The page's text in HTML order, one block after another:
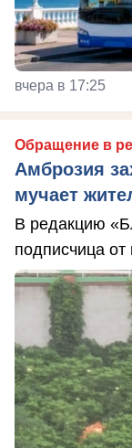
вчера в 17:25
Обращение в
Амброзия
мучает
В редакцию
подписчица